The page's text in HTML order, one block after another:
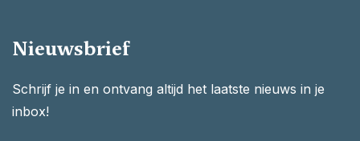
Nieuwsbrief
Schrijf je in en ontvang altijd het laatste nieuws in je
inbox!